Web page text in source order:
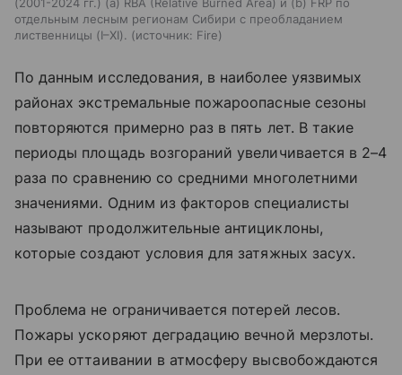
(2001-2024 гг.) (а) RBA (Relative Burned Area) и (b) FRP по
отдельным лесным регионам Сибири с преобладанием
лиственницы (I–XI).
источник: Fire
По данным исследования, в наиболее уязвимых
районах экстремальные пожароопасные сезоны
повторяются примерно раз в пять лет. В такие
периоды площадь возгораний увеличивается в 2–4
раза по сравнению со средними многолетними
значениями. Одним из факторов специалисты
называют продолжительные антициклоны,
которые создают условия для затяжных засух.
Проблема не ограничивается потерей лесов.
Пожары ускоряют деградацию вечной мерзлоты.
При ее оттаивании в атмосферу высвобождаются